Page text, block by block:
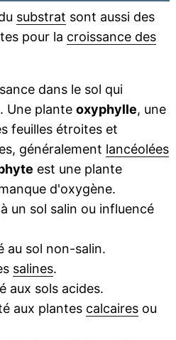
substrat sont aussi des
pour la croissance des
dans le sol qui
. Une plante oxyphylle, une
feuilles étroites et
généralement lancéolées
est une plante
d'oxygène.
un sol salin ou influencé
au sol non-salin.
salines.
aux sols acides.
aux plantes calcairesou